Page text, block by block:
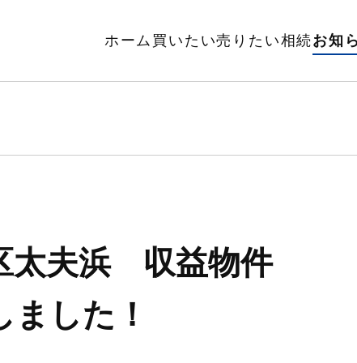
ホーム 買いたい売りたい相続お知
太夫浜 収益物件
ました！